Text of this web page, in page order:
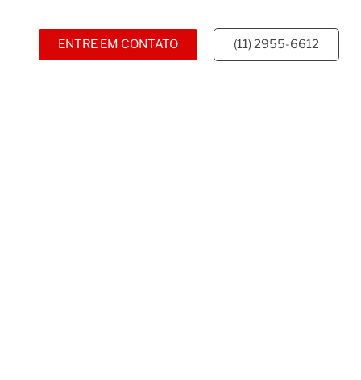
ENTRE EM CONTATO (11) 2955-6612